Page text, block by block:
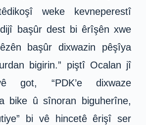
weke kevneperestî
başûr dest bi êrîşên xwe
başûr dixwazin pêşîya
bigirin.” piştî Ocalan jî
got, “PDK’e dixwaze
bike û sînoran biguherîne,
bi vê hincetê êrişî ser